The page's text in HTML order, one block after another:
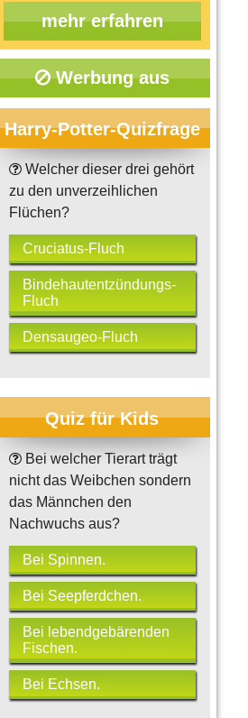
Vor 20 Jahren zerfiel die
mehr erfahren
Werbung aus
Harry-Potter-Quizfrage
Welcher dieser drei gehört
zu den unverzeihlichen
Flüchen?
Cruciatus-Fluch
Bindehautentzündungs-
Fluch
Densaugeo-Fluch
Quiz für Kids
Bei welcher Tierart trägt
nicht das Weibchen sondern
das Männchen den
Nachwuchs aus?
Bei Spinnen.
Bei Seepferdchen.
Bei lebendgebärenden
Fischen.
Bei Echsen.